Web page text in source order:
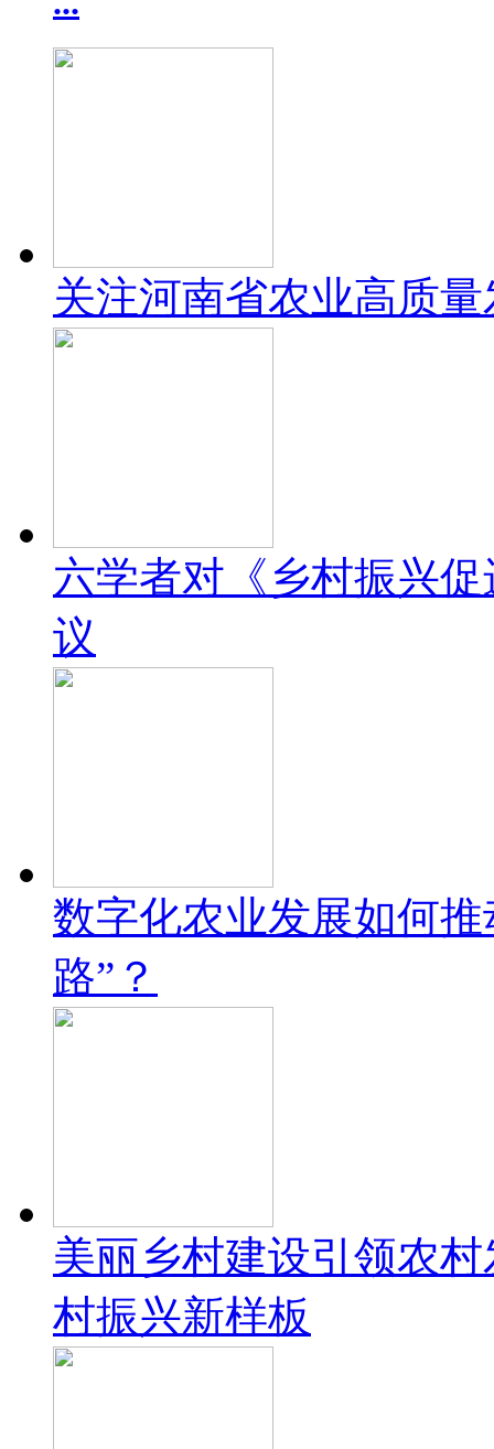
关注河南省农业高质
六学者对《乡村振兴
议
数字化农业发展如何
路”？
美丽乡村建设引领农
村振兴新样板